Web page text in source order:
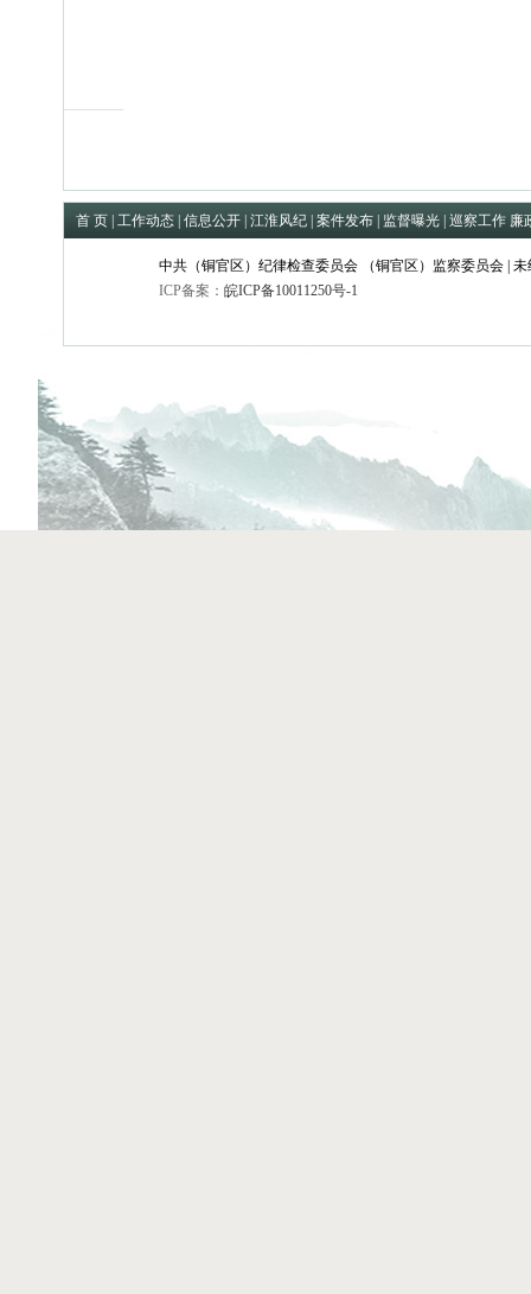
首 页 工作动态 信息公开 江淮风纪 案件发布 监督曝光 巡察工作 廉
中共（铜官区）纪律检查委员会 （铜官区）监察委员会 |
ICP备案： 皖ICP备10011250号-1